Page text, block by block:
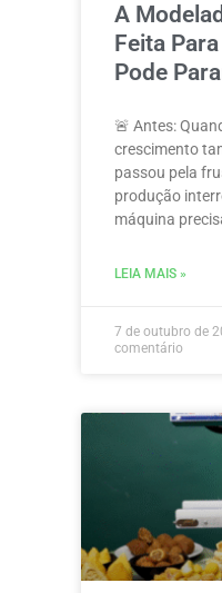
A
Feita
Pode
🚨 Antes:
crescimento
passou pela
produção
máquina
LEIA MAIS »
7 de outubro de
comentário